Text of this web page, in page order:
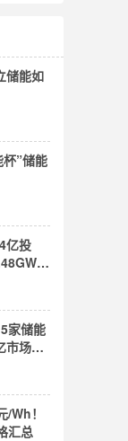
储能如
”储能
亿投
家储能
市场谁
Wh！
汇总